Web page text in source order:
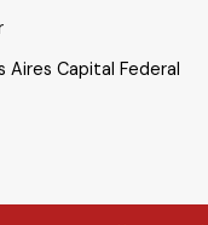
Aires Capital Federal